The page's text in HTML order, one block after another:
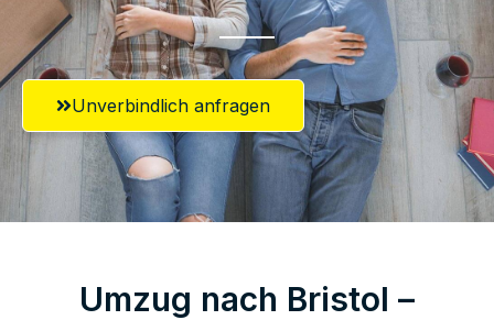
Unverbindlich anfragen
Umzug nach Bristol –